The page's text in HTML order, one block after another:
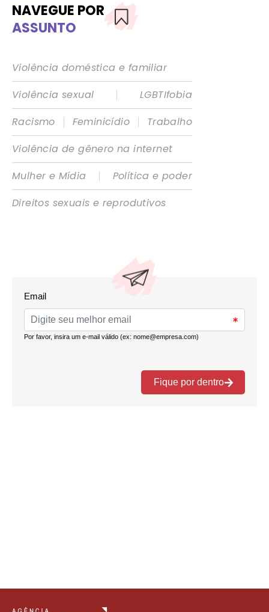
NAVEGUE POR
ASSUNTO
Violência doméstica e familiar
Violência sexual
|
LGBTIfobia
Racismo
| Feminicídio |
Trabalho
Violência de gênero na internet
Mulher e Mídia
|
Política e poder
Direitos sexuais e reprodutivos